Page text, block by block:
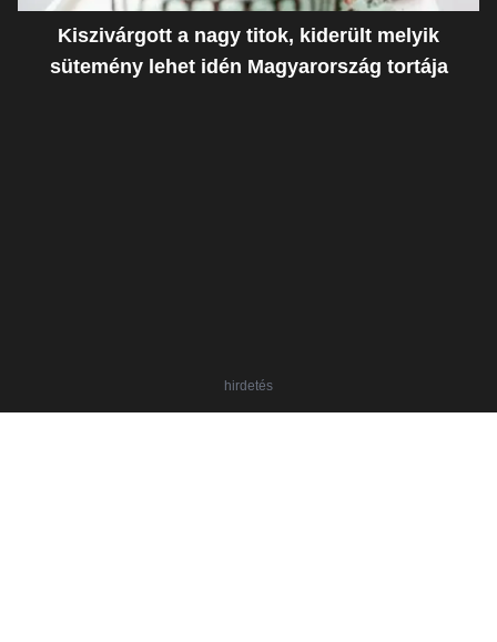
Kiszivárgott a nagy titok, kiderült melyik
sütemény lehet idén Magyarország tortája
hirdetés